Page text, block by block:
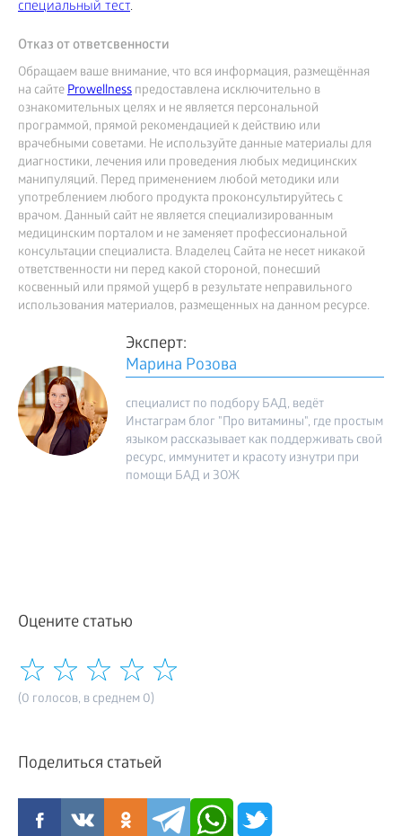
специальный тест.
Отказ от ответсвенности
Обращаем ваше внимание, что вся информация, размещённая
на сайтеProwellness предоставлена исключительно в
ознакомительных целях и не является персональной
программой, прямой рекомендацией к действию или
врачебными советами. Не используйте данные материалы для
диагностики, лечения или проведения любых медицинских
манипуляций. Перед применением любой методики или
употреблением любого продукта проконсультируйтесь с
врачом. Данный сайт не является специализированным
медицинским порталом и не заменяет профессиональной
консультации специалиста. Владелец Сайта не несет никакой
ответственности ни перед какой стороной, понесший
косвенный или прямой ущерб в результате неправильного
использования материалов, размещенных на данном ресурсе.
Эксперт:
Марина Розова
специалист по подбору БАД, ведёт
Инстаграм блог "Про витамины", где простым
языком рассказывает как поддерживать свой
ресурс, иммунитет и красоту изнутри при
помощи БАД и ЗОЖ
Оцените статью
(0 голосов, в среднем 0)
Поделиться статьей